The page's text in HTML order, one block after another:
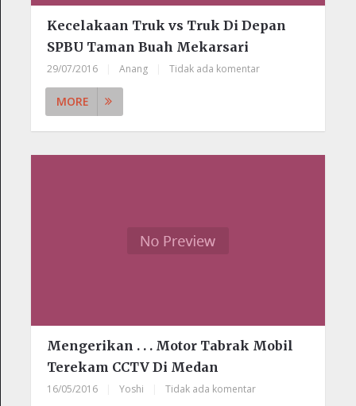
Kecelakaan Truk vs Truk Di Depan
SPBU Taman Buah Mekarsari
29/07/2016 Anang Tidak ada komentar
MORE
Mengerikan . . . Motor Tabrak Mobil
Terekam CCTV Di Medan
16/05/2016 Yoshi Tidak ada komentar